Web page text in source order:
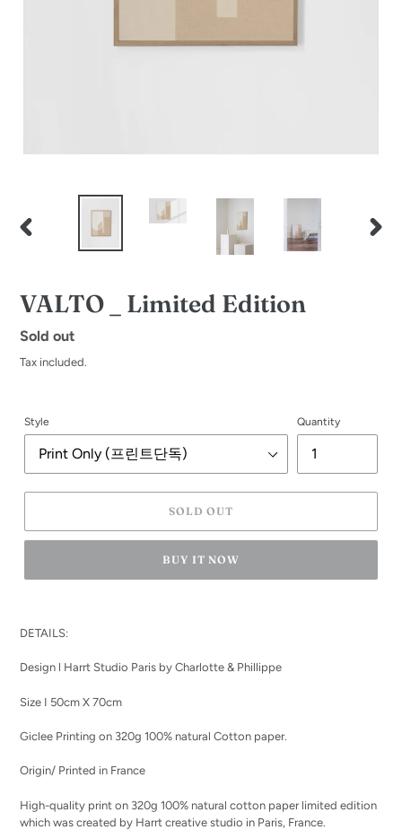
VALTO _ Limited Edition
Regular
price
Sold out
Tax included.
Style Quantity
SOLD OUT
BUY IT NOW
to
cart
DETAILS:
Design l Harrt Studio Paris by Charlotte & Phillippe
Size I 50cm X 70cm
Giclee Printing on 320g 100% natural Cotton paper.
Origin/ Printed in France
High-quality print on 320g 100% natural cotton paper limited edition
which was created by Harrt creative studio in Paris, France.